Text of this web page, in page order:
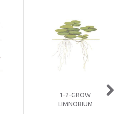
1-2-GROW.
LIMNOBIUM